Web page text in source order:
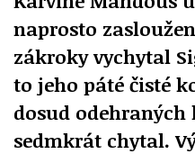
naprosto
zákroky vychytal
to jeho páté čisté
dosud
sedmkrát chytal.